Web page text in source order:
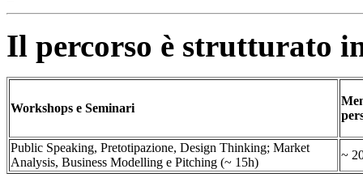
Il percorso è strutturato
Workshops e Seminari
Public Speaking, Pretotipazione, Design Thinking; Market
Analysis, Business Modelling e Pitching (~ 15h)
~